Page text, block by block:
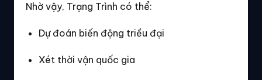
Nhờ vậy, Trạng Trình có thể:
Dự đoán biến động triều đại
Xét thời vận quốc gia